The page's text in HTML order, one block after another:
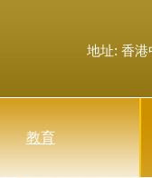
地址: 香港
教育(current)